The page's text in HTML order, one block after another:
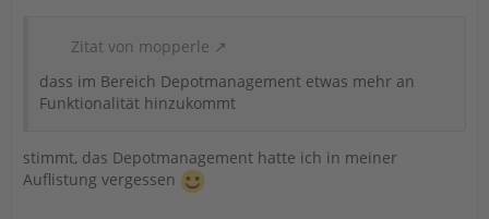
Erfährt ein Verbesserungsvorschlag keine sofortige
Entwicklungszyklen erhalten. Das zuständige
Produktmanagement evaluiert regelmäßig im Dialog mit
Weiterentwicklung der Software. Somit werden
vorhandene Verbesserungsvorschläge kontinuierlich
neu geprüft und gegebenenfalls zu einem zukünftigen
Zitat von mopperle
dass im Bereich Depotmanagement etwas mehr an
Funktionalität hinzukommt
stimmt, das Depotmanagement hatte ich in meiner
Auflistung vergessen